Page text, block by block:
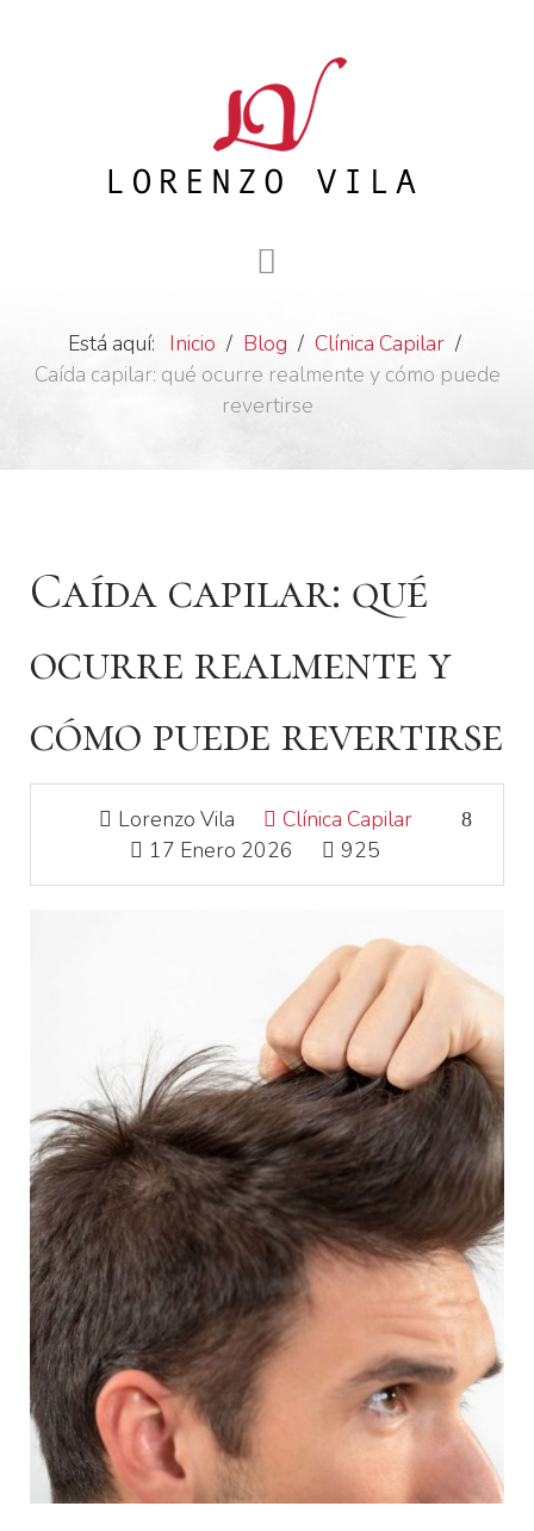
Está aquí: Inicio Blog
Clínica Capilar
Caída capilar: qué ocurre realmente y cómo puede
revertirse
Caída capilar: qué
ocurre realmente y
cómo puede revertirse
Lorenzo Vila
Clínica Capilar
17 Enero 2026
925